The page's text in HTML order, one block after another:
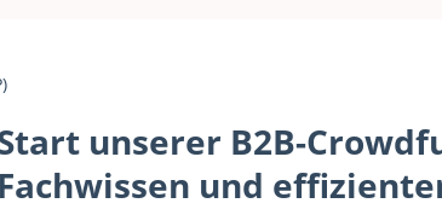
unserer B2B-
Fachwissen und